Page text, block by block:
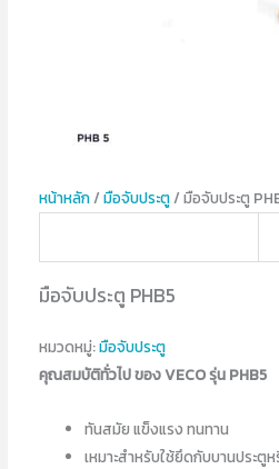
หน้าหลัก/ มือจับประตู/ มือจับประตู
มือจับประตู PHB5
หมวดหมู่:มือจับประตู
คุณสมบัติทั่วไป ของ VECO รุ่น PHB5
ทันสมัย แข็งแรง ทนทาน
เหมาะสำหรับใช้ยึดกับบานประตู